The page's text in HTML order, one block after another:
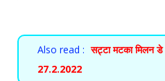
Also read : सट्टा मटका मिलन डे
27.2.2022